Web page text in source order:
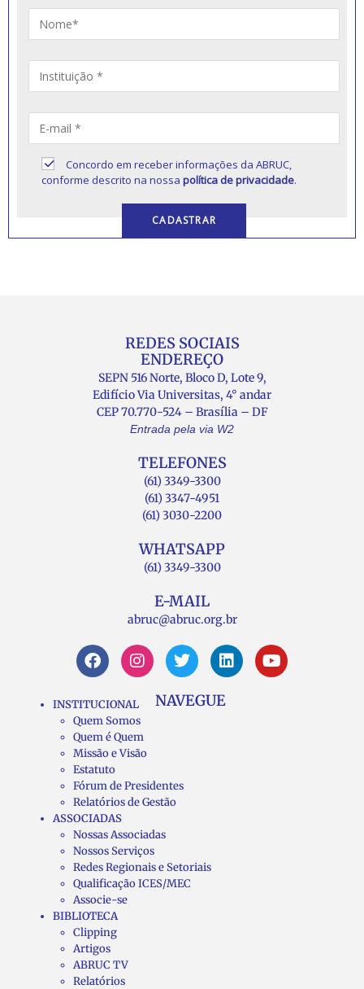
Concordo em receber informações da ABRUC,
conforme descrito na nossapolítica de privacidade.
REDES SOCIAIS
ENDEREÇO
SEPN 516 Norte, Bloco D, Lote 9,
Edifício Via Universitas, 4° andar
CEP 70.770-524 – Brasília – DF
Entrada pela via W2
TELEFONES
(61) 3349-3300
(61) 3347-4951
(61) 3030-2200
WHATSAPP
(61) 3349-3300
E-MAIL
abruc@abruc.org.br
NAVEGUE
INSTITUCIONAL
Quem Somos
Quem é Quem
Missão e Visão
Estatuto
Fórum de Presidentes
Relatórios de Gestão
ASSOCIADAS
Nossas Associadas
Nossos Serviços
Redes Regionais e Setoriais
Qualificação ICES/MEC
Associe-se
BIBLIOTECA
Clipping
Artigos
ABRUC TV
Relatórios